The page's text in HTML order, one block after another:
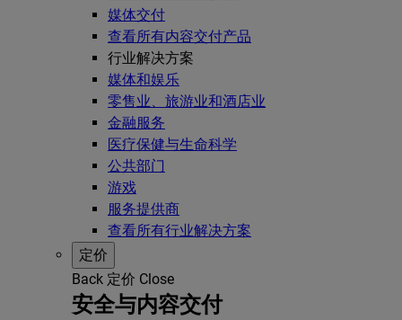
媒体交付
查看所有内容交付产品
行业解决方案
媒体和娱乐
零售业、旅游业和酒店业
金融服务
医疗保健与生命科学
公共部门
游戏
服务提供商
查看所有行业解决方案
定价
Back 定价 Close
安全与内容交付